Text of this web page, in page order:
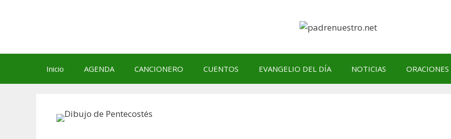
Inicio AGENDA CANCIONERO CUENTOS EVANGELIO DEL DÍA NOTICIAS ORACIONES